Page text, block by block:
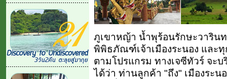
ภูเขาหญ้า น้ำพุร้อนรักษะวาริน
พิพิธภัณฑ์เจ้าเมืองระนอง และทุ
ตามโปรแกรม ทางเจซีทัวร์ จะ
ได้ว่า ท่านลูกค้า "ถึง" เมืองระน